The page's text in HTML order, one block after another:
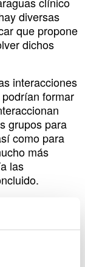
diversas
que propone
dichos
interacciones
formar
grupos para
como para
más
las
ahora, la
no integramos
en su